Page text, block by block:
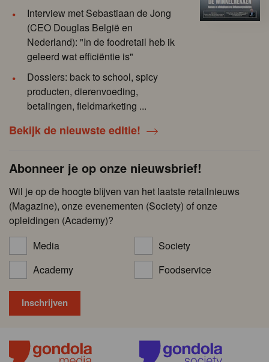
Interview met Sebastiaan de Jong
(CEO Douglas België en
Nederland): "In de foodretail heb ik
geleerd wat efficiëntie is"
Dossiers: back to school, spicy
producten, dierenvoeding,
betalingen, fieldmarketing ...
Bekijk de nieuwste editie!
Abonneer je op onze nieuwsbrief!
Wil je op de hoogte blijven van het laatste retailnieuws
(Magazine), onze evenementen (Society) of onze
opleidingen (Academy)?
Media
Society
Academy
Foodservice